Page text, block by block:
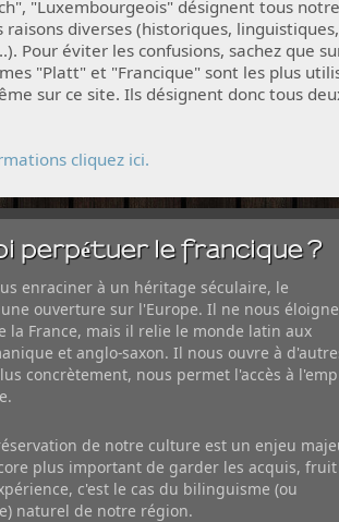
"Luxembourgeois" désignent tous notre
raisons diverses (historiques, linguistiques,
Pour éviter les confusions, sachez que
"Platt" et "Francique" sont les plus
sur ce site. Ils désignent donc tous
cliquez ici.
perpétuer le francique ?
enraciner à un héritage séculaire, le
ouverture sur l'Europe. Il ne nous éloigne
la France, mais il relie le monde latin aux
et anglo-saxon. Il nous ouvre à
concrètement, nous permet l'accès à
de notre culture est un enjeu
plus important de garder les acquis, fruit
c'est le cas du bilinguisme (ou
naturel de notre région.